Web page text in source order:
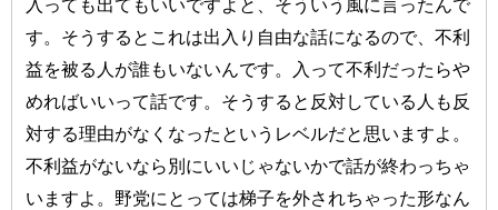
入っても出てもいいですよと、そういう風に言ったんで
す。そうするとこれは出入り自由な話になるので、不利
益を被る人が誰もいないんです。入って不利だったらや
めればいいって話です。そうすると反対している人も反
対する理由がなくなったというレベルだと思いますよ。
不利益がないなら別にいいじゃないかで話が終わっちゃ
いますよ。野党にとっては梯子を外されちゃった形なん